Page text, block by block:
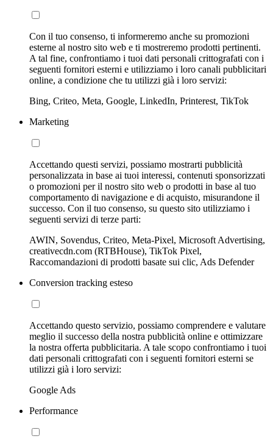
Con il tuo consenso, ti informeremo anche su promozioni
esterne al nostro sito web e ti mostreremo prodotti pertinenti.
A tal fine, confrontiamo i tuoi dati personali crittografati con i
seguenti fornitori esterni e utilizziamo i loro canali pubblicitari
online, a condizione che tu utilizzi già i loro servizi:
Bing, Criteo, Meta, Google, LinkedIn, Printerest, TikTok
Marketing
Accettando questi servizi, possiamo mostrarti pubblicità
personalizzata in base ai tuoi interessi, contenuti sponsorizzati
o promozioni per il nostro sito web o prodotti in base al tuo
comportamento di navigazione e di acquisto, misurandone il
successo. Con il tuo consenso, su questo sito utilizziamo i
seguenti servizi di terze parti:
AWIN, Sovendus, Criteo, Meta-Pixel, Microsoft Advertising,
creativecdn.com (RTBHouse), TikTok Pixel,
Raccomandazioni di prodotti basate sui clic, Ads Defender
Conversion tracking esteso
Accettando questo servizio, possiamo comprendere e valutare
meglio il successo della nostra pubblicità online e ottimizzare
la nostra offerta pubblicitaria. A tale scopo confrontiamo i tuoi
dati personali crittografati con i seguenti fornitori esterni se
utilizzi già i loro servizi:
Google Ads
Performance